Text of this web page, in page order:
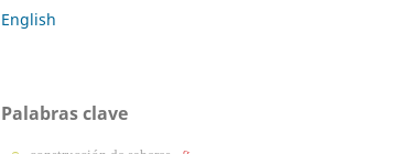
English
Palabras clave